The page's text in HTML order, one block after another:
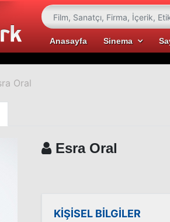
Anasayfa Sinema
Oral
Esra Oral
KİŞİSEL BİLGİLER